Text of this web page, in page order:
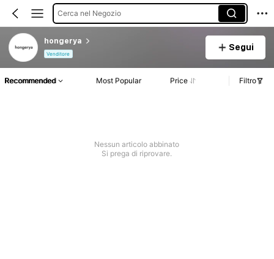
Cerca nel Negozio
hongerya
Venditore
Segui
Recommended Most Popular Price Filtro
Nessun articolo abbinato
Si prega di riprovare.